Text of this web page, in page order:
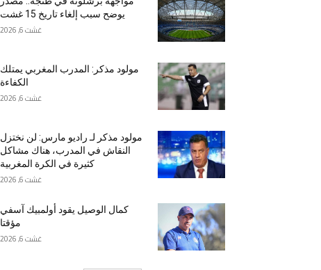
يوضح سبب إلغاء تاريخ 15 غشت
غشت 6, 2026
مولود مذكر: المدرب المغربي يمتلك
الكفاءة
غشت 6, 2026
مولود مذكر لـ راديو مارس: لن نختزل
النقاش في المدرب، هناك مشاكل
كثيرة في الكرة المغربية
غشت 6, 2026
كمال الوصيل يقود أولمبيك آسفي
مؤقتا
غشت 6, 2026